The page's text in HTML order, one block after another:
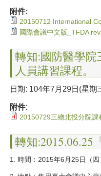
附件:
20150712 International
國際會議中文版_TFDA
轉知:國防醫學
人員講習課程。
日期: 104年7月29日 (星期
附件:
20150729三總北投分院課
轉知:2015.06.25
1. 時間：2015年6月25日（